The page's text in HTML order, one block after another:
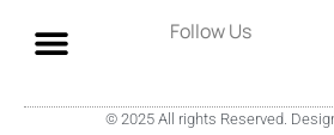
Follow Us
© 2025 All rights Reserved.